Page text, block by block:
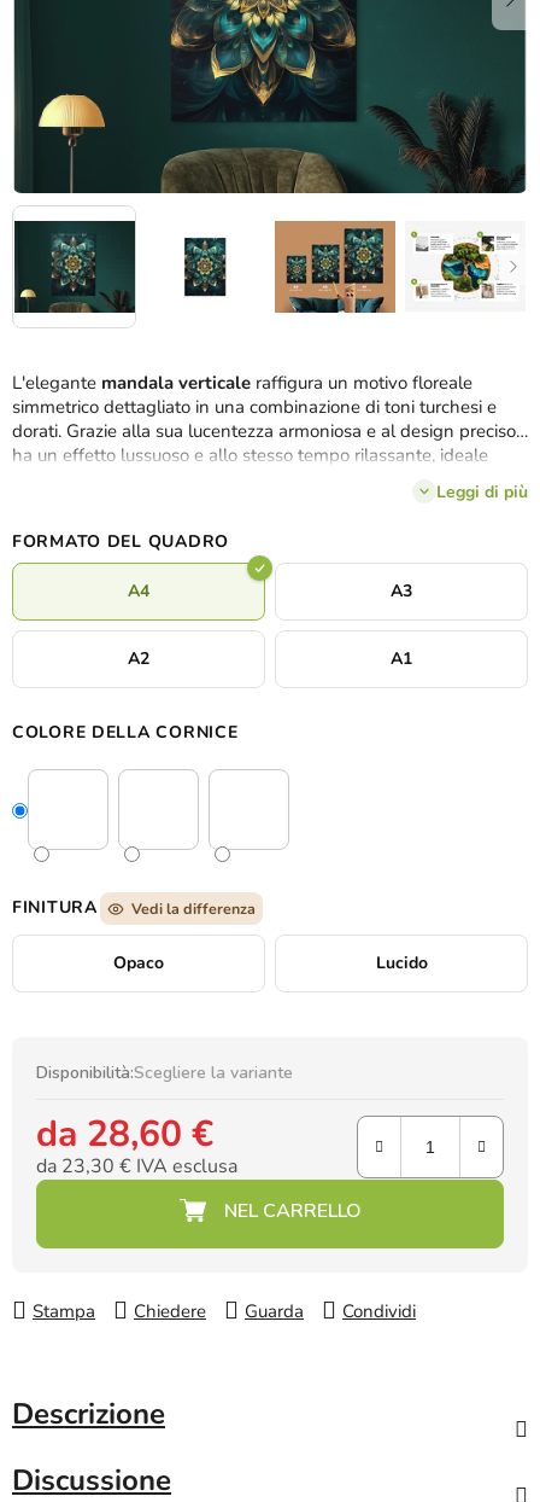
L'elegante mandala verticale raffigura un motivo floreale
simmetrico dettagliato in una combinazione di toni turchesi e
dorati. Grazie alla sua lucentezza armoniosa e al design preciso,
ha un effetto lussuoso e allo stesso tempo rilassante, ideale
Leggi di più
FORMATO DEL QUADRO
A4 A3
A2 A1
COLORE DELLA CORNICE
FINITURA Vedi la differenza
Opaco Lucido
Disponibilità:Scegliere la variante
da 28,60 €
da 23,30 € IVA esclusa
Prezzo della misura:
Stampa Chiedere Guarda Condividi
Descrizione
Discussione